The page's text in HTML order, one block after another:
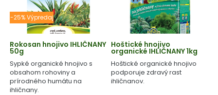
-25% Výpredaj
Rokosan hnojivo IHLIČNANY
50g
Sypké organické hnojivo s
obsahom rohoviny a
prírodného humátu na
ihličnany.
Hoštické hnojivo
organické IHLIČNANY 1kg
Hoštické organické hnojivo
podporuje zdravý rast
ihličnanov.